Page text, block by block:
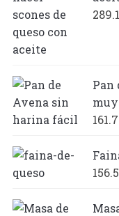
Pan